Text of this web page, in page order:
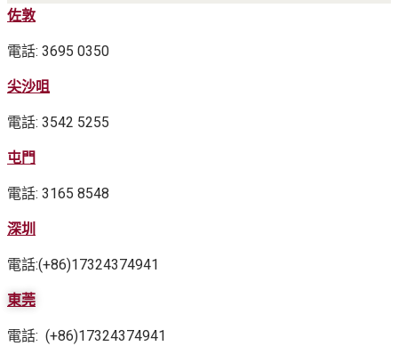
佐敦
電話: 3695 0350
尖沙咀
電話: 3542 5255
屯門
電話: 3165 8548
深圳
電話:(+86)17324374941
東莞
電話: (+86)17324374941